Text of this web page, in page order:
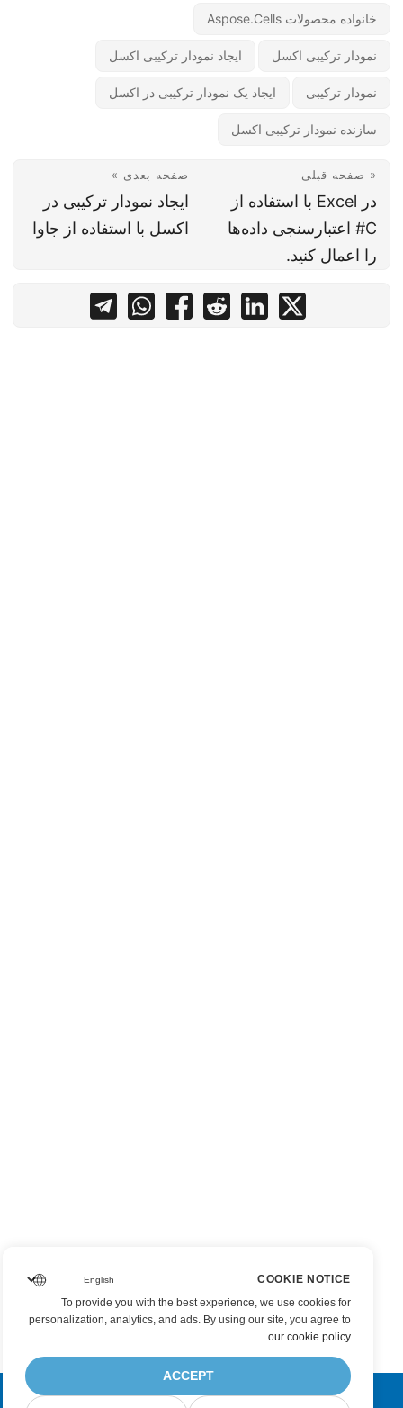
خانواده محصولات Aspose.Cells
نمودار ترکیبی اکسل ایجاد نمودار ترکیبی اکسل
نمودار ترکیبی ایجاد یک نمودار ترکیبی در اکسل
سازنده نمودار ترکیبی اکسل
« صفحه قبلی
در Excel با استفاده از
C# اعتبارسنجی داده‌ها
را اعمال کنید.
صفحه بعدی »
ایجاد نمودار ترکیبی در
اکسل با استفاده از جاوا
COOKIE NOTICE
To provide you with the best experience, we use cookies for
personalization, analytics, and ads. By using our site, you agree to
our cookie policy
.
ACCEPT